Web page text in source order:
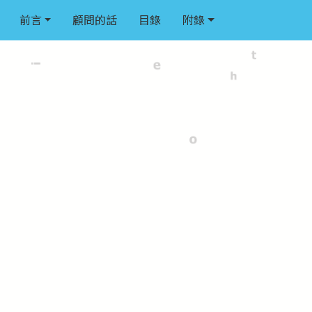
前言 顧問的話 目錄 附錄